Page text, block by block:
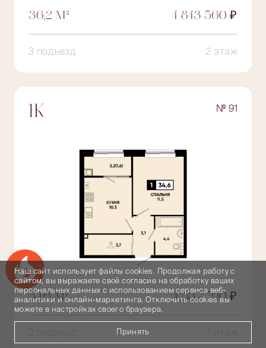
Успейте купить коммерческое помещение
36,2 М² 4 843 560 ₽
3 подъезд 2 этаж
1К № 91
34,6 М² 4 537 790 ₽
Наш сайт использует файлы cookies. Продолжая работу с
сайтом, вы выражаете своё согласие на обработку ваших
персональных данных с использованием сервиса веб-
аналитики и онлайн-маркетинга. Отключить cookies вы
можете в настройках своего браузера.
Принять